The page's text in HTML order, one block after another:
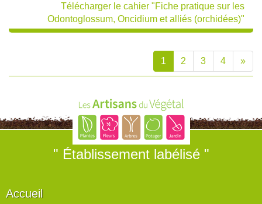
Télécharger le cahier "Fiche pratique sur les
Odontoglossum, Oncidium et alliés (orchidées)"
1 2 3 4 »
" Établissement labélisé "
Accueil